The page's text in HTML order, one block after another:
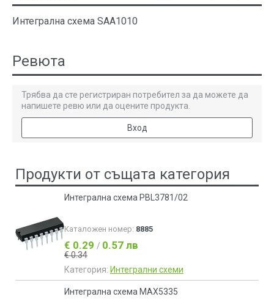
Интегрална схема SAA1010
Ревюта
Трябва да сте регистриран потребител за да можете да
напишете ревю или да оцените продукта.
Вход
Продукти от същата категория
Интегрална схема PBL3781/02
Каталожен номер: 8885
€ 0.29 / 0.57 лв
€ 0.34
Категория: Интегрални схеми
Интегрална схема MAX5335